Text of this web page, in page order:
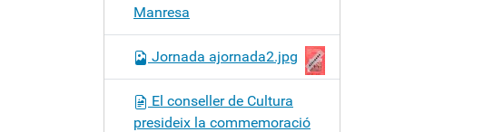
Manresa
Jornada ajornada2.jpg
El conseller de Cultura
presideix la commemoració